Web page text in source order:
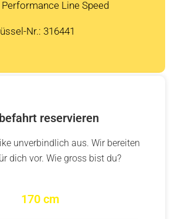
Line Speed
Nr.: 316441
reservieren
unverbindlich aus. Wir bereiten
dich vor. Wie gross bist du?
170 cm